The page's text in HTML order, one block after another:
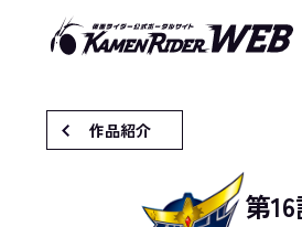
当サイトでは
作品紹介
第